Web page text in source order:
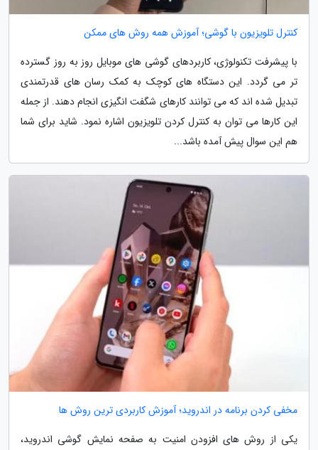
کنترل تلویزیون با گوشی؛ آموزش همه روش های ممکن
با پیشرفت تکنولوژی، کاربردهای گوشی های موبایل روز به روز گسترده
تر می گردد. این دستگاه های کوچک به کمک رسان های قدرتمندی
تبدیل شده اند که می توانند کارهای شگفت انگیزی انجام دهند. از جمله
این کارها می توان به کنترل کردن تلویزیون اشاره نمود. شاید برای شما
هم این سوال پیش آمده باشد...
مخفی کردن برنامه در اندروید؛ آموزش کاربردی ترین روش ها
یکی از روش های افزودن امنیت به صفحه نمایش گوشی اندروید،